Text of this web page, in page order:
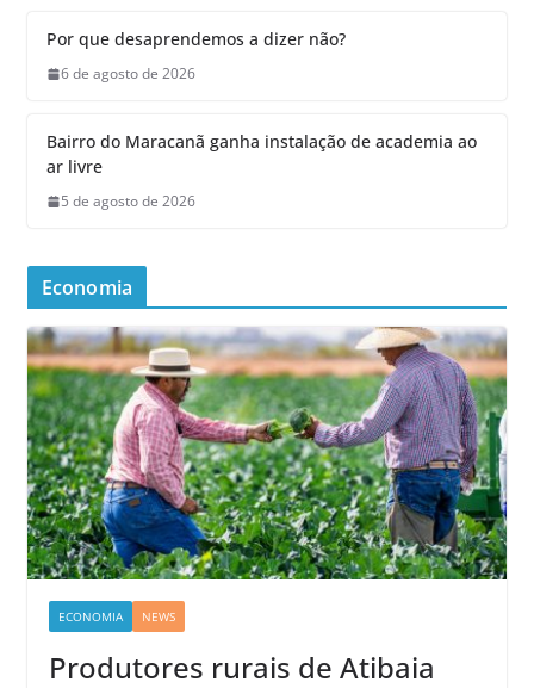
Por que desaprendemos a dizer não?
6 de agosto de 2026
Bairro do Maracanã ganha instalação de academia ao
ar livre
5 de agosto de 2026
Economia
ECONOMIA NEWS
Produtores rurais de Atibaia